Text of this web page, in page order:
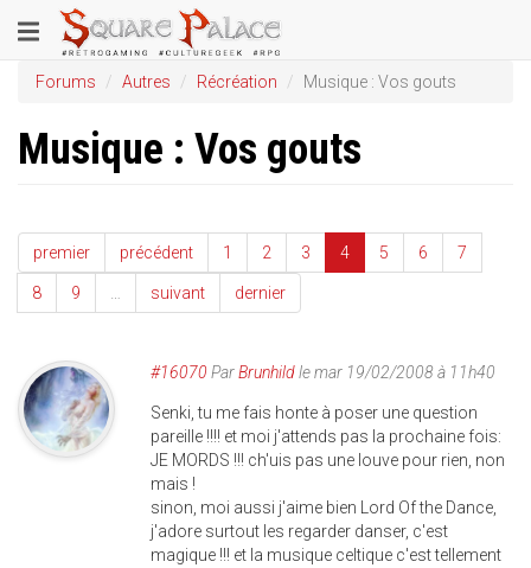
au
contenu
principal
Toggle
navigation
Forums Autres Récréation Musique : Vos gouts
Musique : Vos gouts
premier précédent 1 2 3 4 5 6 7
8 9 suivant dernier
#16070 ParBrunhildle mar 19/02/2008 à 11h40
Senki, tu me fais honte à poser une question
pareille !!!! et moi j'attends pas la prochaine fois:
JE MORDS !!! ch'uis pas une louve pour rien, non
mais !
sinon, moi aussi j'aime bien Lord Of the Dance,
j'adore surtout les regarder danser, c'est
magique !!! et la musique celtique c'est tellement